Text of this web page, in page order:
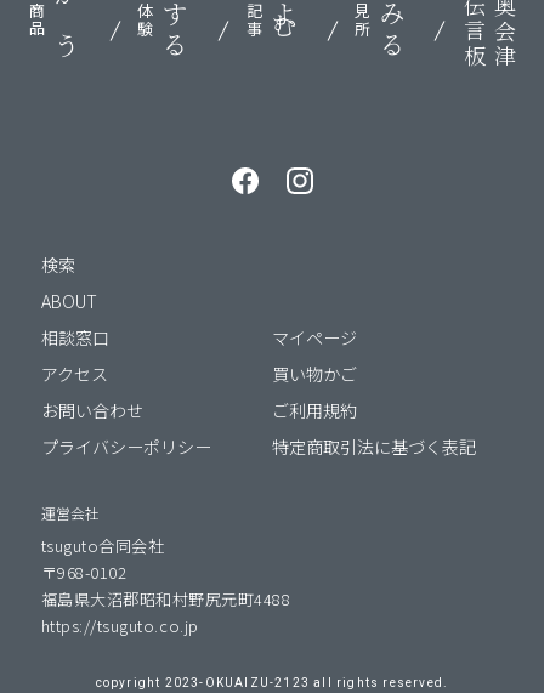
かう
商品 する
体験 よむ
記事 みる
見所 奥会津
伝言板
検索
ABOUT
相談窓口
アクセス
お問い合わせ
プライバシーポリシー
マイページ
買い物かご
ご利用規約
特定商取引法に基づく表記
運営会社
tsuguto合同会社
〒968-0102
福島県大沼郡昭和村野尻元町4488
https://tsuguto.co.jp
copyright 2023-OKUAIZU-2123 all rights reserved.